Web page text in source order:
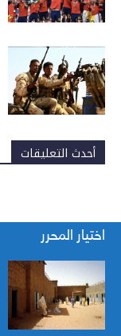
أحدث التعليقات
اختيار المحرر